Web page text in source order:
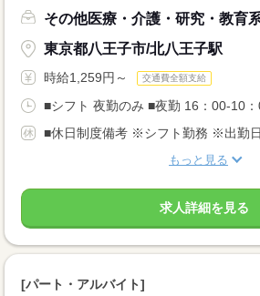
その他医療・介護・研究・教育
東京都八王子市/北八王子駅
時給1,259円～ 交通費全額支給
■シフト 夜勤のみ ■夜勤 16：00-10
■休日制度備考 ※シフト勤務 ※出勤
もっと見る
求人詳細を見る
[パート・アルバイト]